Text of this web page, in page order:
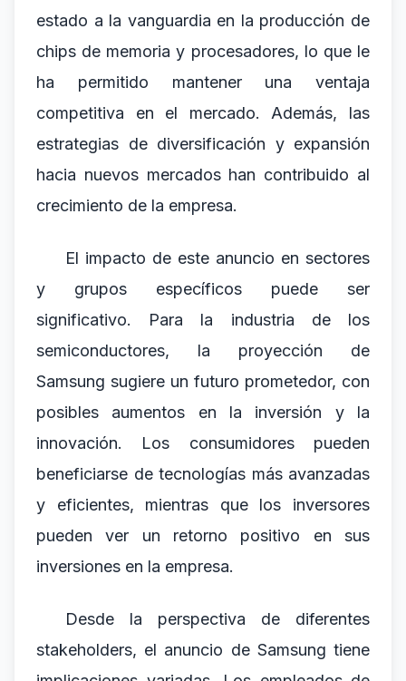
estado a la vanguardia en la producción de
chips de memoria y procesadores, lo que le
ha permitido mantener una ventaja
competitiva en el mercado. Además, las
estrategias de diversificación y expansión
hacia nuevos mercados han contribuido al
crecimiento de la empresa.
El impacto de este anuncio en sectores
y grupos específicos puede ser
significativo. Para la industria de los
semiconductores, la proyección de
Samsung sugiere un futuro prometedor, con
posibles aumentos en la inversión y la
innovación. Los consumidores pueden
beneficiarse de tecnologías más avanzadas
y eficientes, mientras que los inversores
pueden ver un retorno positivo en sus
inversiones en la empresa.
Desde la perspectiva de diferentes
stakeholders, el anuncio de Samsung tiene